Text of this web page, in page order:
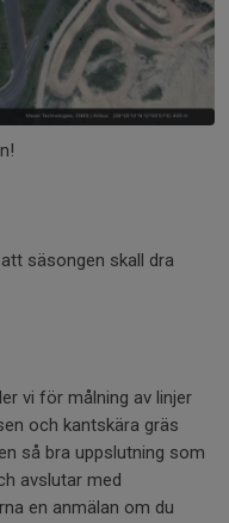
säsongen skall dra
vi för målning av linjer
och kantskära gräs
så bra uppslutning som
avslutar med
en anmälan om du